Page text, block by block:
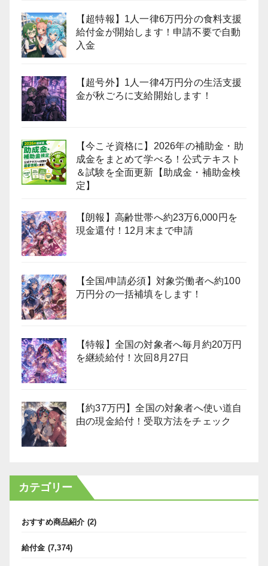
【超特報】1人一律6万円分の食料支援
給付金が開始します！申請不要で自動
入金
【超号外】1人一律4万円分の生活支援
金が秋ごろに支給開始します！
【今こそ資格に】2026年の補助金・助
成金をまとめて学べる！公式テキスト
＆試験を全面更新【助成金・補助金検
定】
【朗報】高齢世帯へ約23万6,000円を
現金還付！12月末まで申請
【全国/申請必須】対象労働者へ約100
万円分の一括補填をします！
【特報】全国の対象者へ毎月約20万円
を継続給付！次回8月27日
【約37万円】全国の対象者へ使い道自
由の現金給付！受取方法をチェック
カテゴリー
おすすめ商品紹介 (2)
給付金 (7,374)